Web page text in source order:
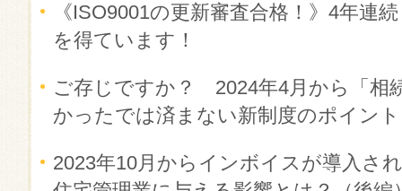
《ISO9001の更新審査合格！》4年連
を得ています！
ご存じですか？ 2024年4月から「相
かったでは済まない新制度のポイント
2023年10月からインボイスが導入さ